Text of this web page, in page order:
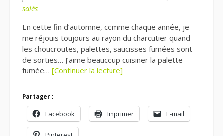
salés
En cette fin d’automne, comme chaque année, je
me réjouis toujours au rayon du charcutier quand
les choucroutes, palettes, saucisses fumées sont
de sorties… J’aime beaucoup cuisiner la palette
fumée… [Continuer la lecture]
Partager :
Facebook Imprimer E-mail